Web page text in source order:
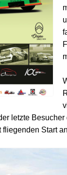
letzte
fliegenden Start